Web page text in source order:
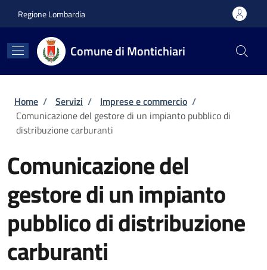
Regione Lombardia
Comune di Montichiari
Briciole di pane
Home / Servizi / Imprese e commercio /
Comunicazione del gestore di un impianto pubblico di
distribuzione carburanti
Comunicazione del
gestore di un impianto
pubblico di distribuzione
carburanti